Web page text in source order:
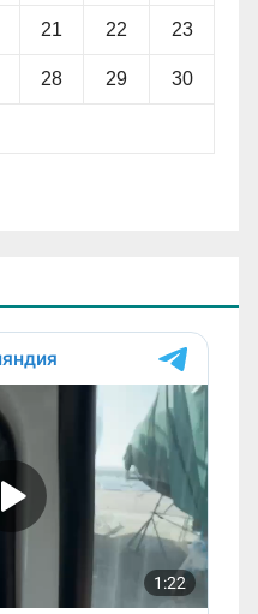
21 22 23
28 29 30